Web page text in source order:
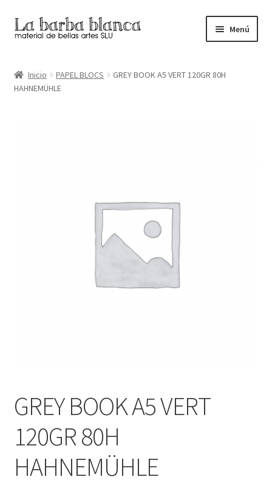
Ir
a
navegación
Ir
al
Menú
Carrito
Inicio PAPEL BLOCS
GREY BOOK A5 VERT 120GR 80H
HAHNEMÜHLE
GREY BOOK A5 VERT
120GR 80H
HAHNEMÜHLE